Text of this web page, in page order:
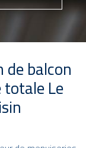
balcon
Le